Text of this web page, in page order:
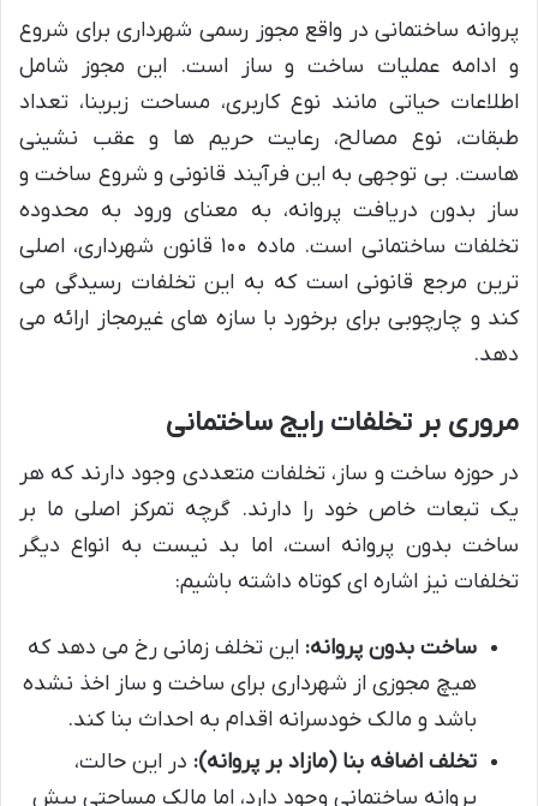
پروانه ساختمانی در واقع مجوز رسمی شهرداری برای شروع
و ادامه عملیات ساخت و ساز است. این مجوز شامل
اطلاعات حیاتی مانند نوع کاربری، مساحت زیربنا، تعداد
طبقات، نوع مصالح، رعایت حریم ها و عقب نشینی
هاست. بی توجهی به این فرآیند قانونی و شروع ساخت و
ساز بدون دریافت پروانه، به معنای ورود به محدوده
تخلفات ساختمانی است. ماده ۱۰۰ قانون شهرداری، اصلی
ترین مرجع قانونی است که به این تخلفات رسیدگی می
کند و چارچوبی برای برخورد با سازه های غیرمجاز ارائه می
دهد.
مروری بر تخلفات رایج ساختمانی
در حوزه ساخت و ساز، تخلفات متعددی وجود دارند که هر
یک تبعات خاص خود را دارند. گرچه تمرکز اصلی ما بر
ساخت بدون پروانه است، اما بد نیست به انواع دیگر
تخلفات نیز اشاره ای کوتاه داشته باشیم:
ساخت بدون پروانه: این تخلف زمانی رخ می دهد که
هیچ مجوزی از شهرداری برای ساخت و ساز اخذ نشده
باشد و مالک خودسرانه اقدام به احداث بنا کند.
تخلف اضافه بنا (مازاد بر پروانه): در این حالت،
پروانه ساختمانی وجود دارد، اما مالک مساحتی بیش